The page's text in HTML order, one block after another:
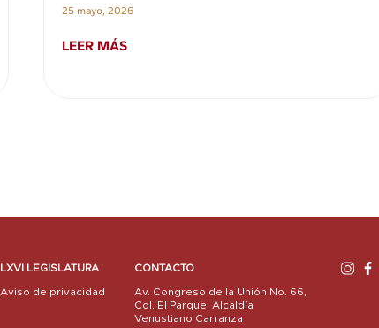
25 mayo, 2026
LEER MÁS
LXVI LEGISLATURA
Aviso de privacidad
CONTACTO
Av. Congreso de la Unión No. 66,
Col. El Parque, Alcaldía
Venustiano Carranza